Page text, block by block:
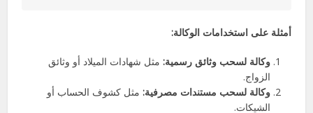
أمثلة على استخدامات الوكالة:
وكالة لسحب وثائق رسمية: مثل شهادات الميلاد أو وثائق
الزواج.
وكالة لسحب مستندات مصرفية: مثل كشوف الحساب أو
الشيكات.